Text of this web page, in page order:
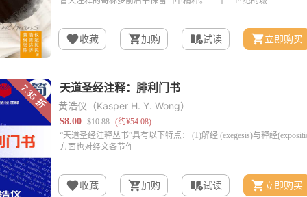
收藏 加购 试读 立即购买
黄浩仪（Kasper H. Y. Wong）
收藏 加购 试读 立即购买